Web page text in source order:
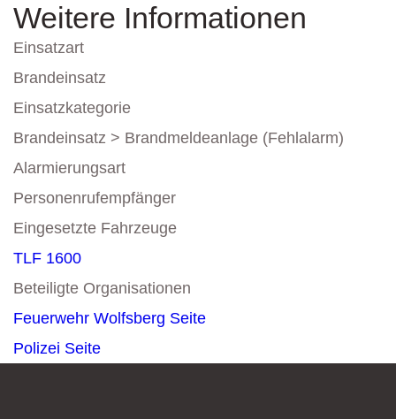
Weitere Informationen
Einsatzart
Brandeinsatz
Einsatzkategorie
Brandeinsatz > Brandmeldeanlage (Fehlalarm)
Alarmierungsart
Personenrufempfänger
Eingesetzte Fahrzeuge
TLF 1600
Beteiligte Organisationen
Feuerwehr Wolfsberg Seite
Polizei Seite